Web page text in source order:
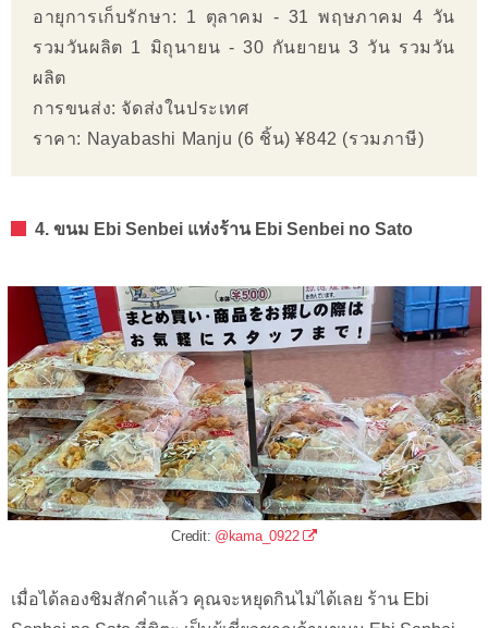
อายุการเก็บรักษา: 1 ตุลาคม - 31 พฤษภาคม 4 วัน
รวมวันผลิต 1 มิถุนายน - 30 กันยายน 3 วัน รวมวัน
ผลิต
การขนส่ง: จัดส่งในประเทศ
ราคา: Nayabashi Manju (6 ชิ้น) ¥842 (รวมภาษี)
4. ขนม Ebi Senbei แห่งร้าน Ebi Senbei no Sato
Credit: @kama_0922
เมื่อได้ลองชิมสักคำแล้ว คุณจะหยุดกินไม่ได้เลย ร้าน Ebi